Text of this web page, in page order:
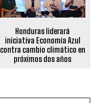
Honduras liderará
iniciativa Economía Azul
contra cambio climático en
próximos dos años